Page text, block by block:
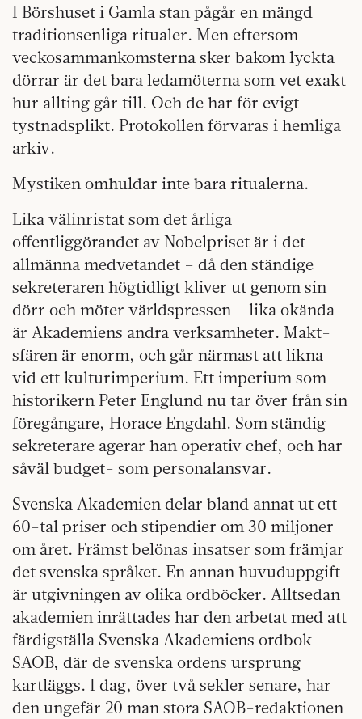
I Börshuset i Gamla stan pågår en mängd
traditionsenliga ritualer. Men eftersom
veckosammankomsterna sker bakom lyckta
dörrar är det bara ledamöterna som vet exakt
hur allting går till. Och de har för evigt
tystnadsplikt. Protokollen förvaras i hemliga
arkiv.
Mystiken omhuldar inte bara ritualerna.
Lika välinristat som det årliga
offentliggörandet av Nobelpriset är i det
allmänna medvetandet – då den ständige
sekreteraren högtidligt kliver ut genom sin
dörr och möter världspressen – lika okända
är Akademiens andra verksamheter. Makt­
sfären är enorm, och går närmast att likna
vid ett kulturimperium. Ett imperium som
historikern Peter Englund nu tar över från sin
föregångare, Horace Engdahl. Som ständig
sekreterare agerar han operativ chef, och har
såväl budget- som personalansvar.
Svenska Akademien delar bland annat ut ett
60-tal priser och stipendier om 30 miljoner
om året. Främst belönas insatser som främjar
det svenska språket. En annan huvuduppgift
är utgivningen av olika ordböcker. Alltsedan
akademien inrättades har den arbetat med att
färdigställa Svenska Akademiens ordbok –
SAOB, där de svenska ordens ursprung
kartläggs. I dag, över två sekler senare, har
den ungefär 20 man stora SAOB-redaktionen